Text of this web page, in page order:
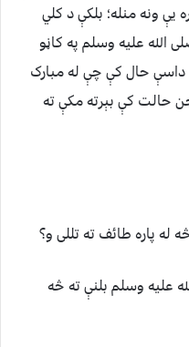
يې ونه منله؛ بلکې د کلي
الله عليه وسلم په کاڼو
داسې حال کې چې له مبارک
حالت کې بېرته مکې ته
عليه وسلم بلنې ته څه